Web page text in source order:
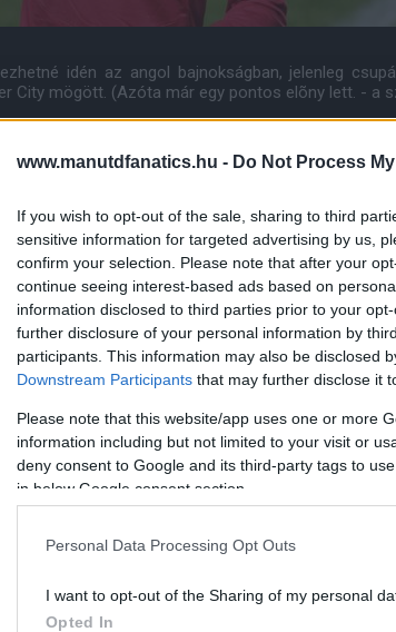
www.manutdfanatics.hu - Do Not Process
If you wish to opt-out of the sale, sharing to third
sensitive information for targeted advertising by us,
confirm your selection. Please note that after your
continue seeing interest-based ads based on
information disclosed to third parties prior to your
further disclosure of your personal information by
participants. This information may also be disclosed
Downstream Participants that may further disclose it
Please note that this website/app uses one or more
information including but not limited to your visit or
deny consent to Google and its third-party tags to
in below Google consent section.
Personal Data Processing Opt Outs
I want to opt-out of the Sharing of my personal
Opted In
idén az angol bajnokságban, jelenleg
City mögött. (Azóta már egy pontos elõny lett. - a
csapatán, de a tapasztalatuk segíteni fog.
a United pedig mindig itt van ebben a fázisban
City-n, amely két pontos elõnyben van. Minden
megnyerjük a bajnokságot. De a nyomást tudjuk
a csapattársaidban, és akkor a csapatod
a legjobbak."
YouTube-on is!
applikációtAndroidraésiOS-re!
a ManUtdFanatics.hu működését!